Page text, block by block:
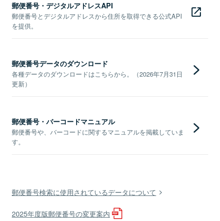
郵便番号・デジタルアドレスAPI
郵便番号とデジタルアドレスから住所を取得できる公式API
を提供。
郵便番号データのダウンロード
各種データのダウンロードはこちらから。（2026年7月31日
更新）
郵便番号・バーコードマニュアル
郵便番号や、バーコードに関するマニュアルを掲載していま
す。
郵便番号検索に使用されているデータについて
2025年度版郵便番号の変更案内